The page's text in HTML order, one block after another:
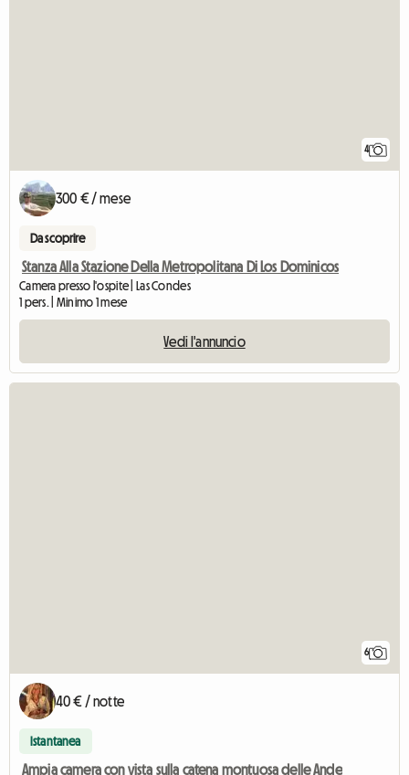
4
300 € / mese
Da scoprire
Stanza Alla Stazione Della Metropolitana Di Los Dominicos
Camera presso l'ospite | Las Condes
1 pers. | Minimo 1 mese
Vedi l'annuncio
6
40 € / notte
Istantanea
Ampia camera con vista sulla catena montuosa delle Ande